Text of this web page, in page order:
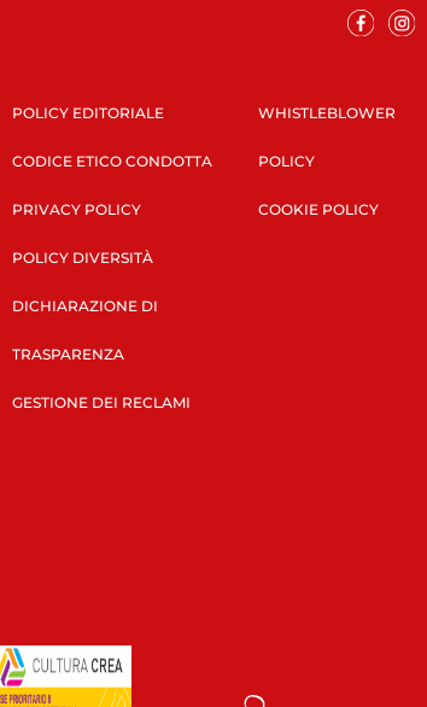
POLICY EDITORIALE
CODICE ETICO CONDOTTA
PRIVACY POLICY
POLICY DIVERSITÀ
DICHIARAZIONE DI
TRASPARENZA
GESTIONE DEI RECLAMI
WHISTLEBLOWER
POLICY
COOKIE POLICY